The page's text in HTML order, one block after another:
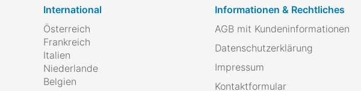
International
Österreich
Frankreich
Italien
Niederlande
Belgien
Informationen & Rechtliches
AGB mit Kundeninformationen
Datenschutzerklärung
Impressum
Kontaktformular